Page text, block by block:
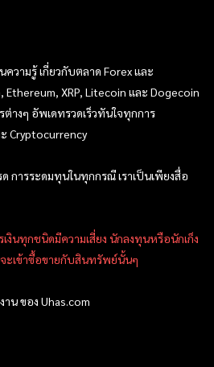
วามรู้ เกี่ยวกับตลาด Forex และ
XRP, Litecoin และ Dogecoin
างๆ อัพเดทรวดเร็วทันใจทุกการ
Cryptocurrency
การระดมทุนในทุกกรณี เราเป็นเพียงสื่อ
งินทุกชนิดมีความเสี่ยง นักลงทุนหรือนักเก็ง
จะเข้าซื้อขายกับสินทรัพย์นั้นๆ
น ของ Uhas.com